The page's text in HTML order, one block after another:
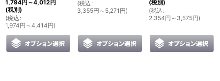
1,794円 ～4,012 円
(税別)
(税込 :
1,974円 ～4,414円)
(税込 :
3,355円 ～5,271 円)
(税別)
(税込 :
2,354円 ～3,575円)